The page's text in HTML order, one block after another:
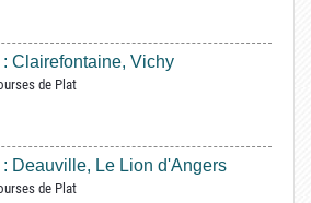
Clairefontaine, Vichy
de Plat
: Deauville, Le Lion d'Angers
de Plat